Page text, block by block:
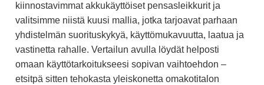
kiinnostavimmat akkukäyttöiset pensasleikkurit ja
valitsimme niistä kuusi mallia, jotka tarjoavat parhaan
yhdistelmän suorituskykyä, käyttömukavuutta, laatua ja
vastinetta rahalle. Vertailun avulla löydät helposti
omaan käyttötarkoitukseesi sopivan vaihtoehdon –
etsitpä sitten tehokasta yleiskonetta omakotitalon